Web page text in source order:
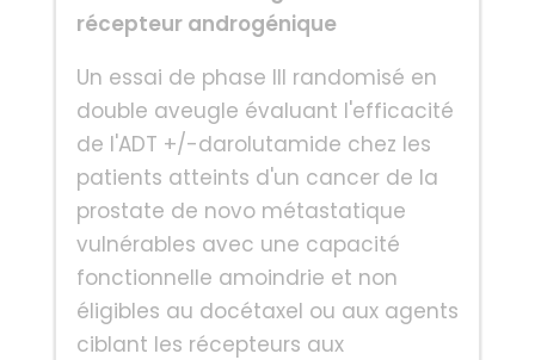
récepteur androgénique
Un essai de phase III randomisé en
double aveugle évaluant l'efficacité
de l'ADT +/-darolutamide chez les
patients atteints d'un cancer de la
prostate de novo métastatique
vulnérables avec une capacité
fonctionnelle amoindrie et non
éligibles au docétaxel ou aux agents
ciblant les récepteurs aux